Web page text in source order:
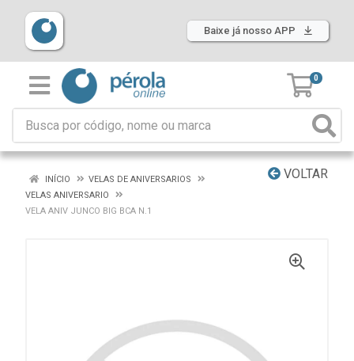
Baixe já nosso APP
0
VOLTAR
INÍCIO
VELAS DE ANIVERSARIOS
VELAS ANIVERSARIO
VELA ANIV JUNCO BIG BCA N.1